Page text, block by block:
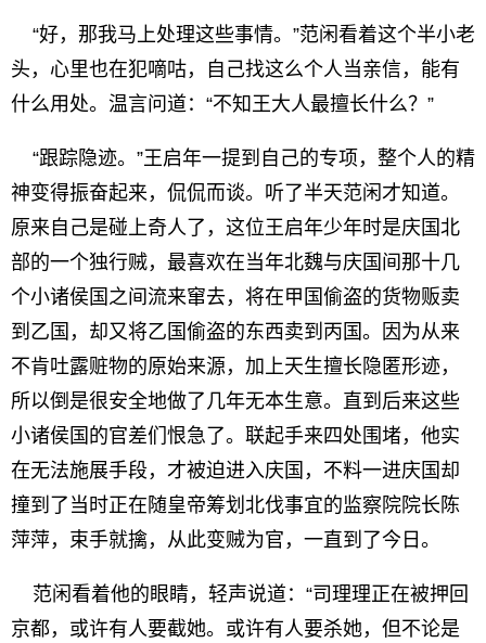
“好，那我马上处理这些事情。”范闲看着这个半小老
头，心里也在犯嘀咕，自己找这么个人当亲信，能有
什么用处。温言问道：“不知王大人最擅长什么？”
“跟踪隐迹。”王启年一提到自己的专项，整个人的精
神变得振奋起来，侃侃而谈。听了半天范闲才知道。
原来自己是碰上奇人了，这位王启年少年时是庆国北
部的一个独行贼，最喜欢在当年北魏与庆国间那十几
个小诸侯国之间流来窜去，将在甲国偷盗的货物贩卖
到乙国，却又将乙国偷盗的东西卖到丙国。因为从来
不肯吐露赃物的原始来源，加上天生擅长隐匿形迹，
所以倒是很安全地做了几年无本生意。直到后来这些
小诸侯国的官差们恨急了。联起手来四处围堵，他实
在无法施展手段，才被迫进入庆国，不料一进庆国却
撞到了当时正在随皇帝筹划北伐事宜的监察院院长陈
萍萍，束手就擒，从此变贼为官，一直到了今日。
范闲看着他的眼睛，轻声说道：“司理理正在被押回
京都，或许有人要截她。或许有人要杀她，但不论是